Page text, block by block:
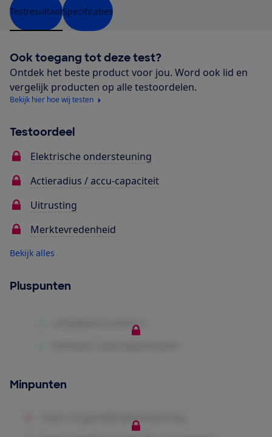
TestresultaatSpecificaties
Ook toegang tot deze test?
Ontdek het beste product voor jou. Word ook lid en
vergelijk producten op alle testoordelen.
Bekijk hier hoe wij testen
Testoordeel
Elektrische ondersteuning
Actieradius / accu-capaciteit
Uitrusting
Merktevredenheid
Bekijk alles
Pluspunten
Minpunten